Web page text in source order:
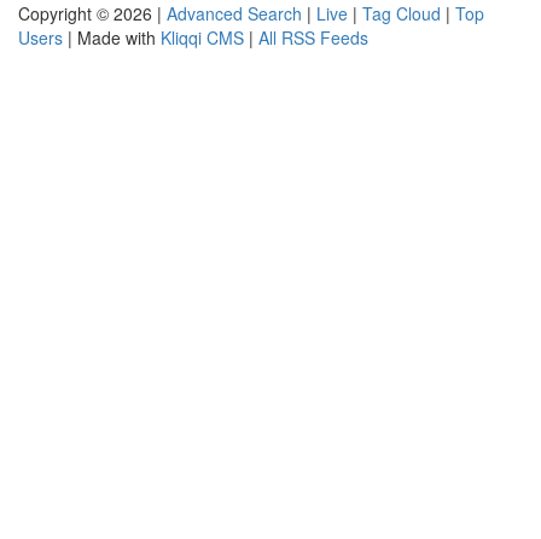
Copyright © 2026 | Advanced Search | Live | Tag Cloud | Top
Users | Made with Kliqqi CMS | All RSS Feeds